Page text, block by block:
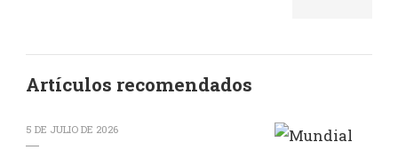
Artículos recomendados
5 DE JULIO DE 2026